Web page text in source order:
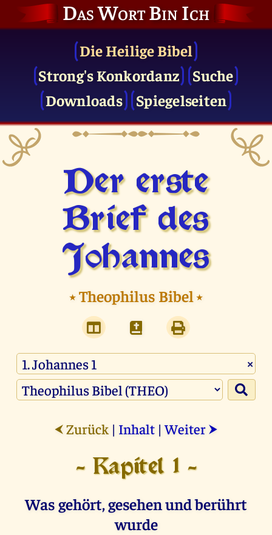
Das Wort Bin Ich
Die Heilige Bibel
Strong's Konkordanz
Suche
Downloads
Spiegelseiten
Der erste
Brief des
Johannes
⭑Theophilus Bibel⭑
×
⮜ Zurück | Inhalt |Weiter ⮞
- Kapitel 1 -
Was gehört, gesehen und berührt
wurde